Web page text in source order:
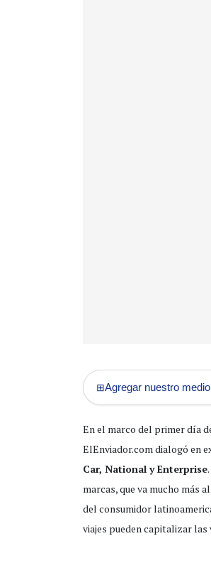
⊞Agregar nuestro
En el marco del primer día
ElEnviador.com dialogó en
Car, National y Enterprise
marcas, que va mucho más
del consumidor
viajes pueden capitalizar las